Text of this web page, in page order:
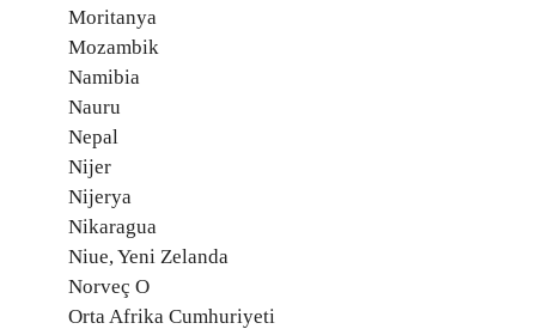
Moritanya
Mozambik
Namibia
Nauru
Nepal
Nijer
Nijerya
Nikaragua
Niue, Yeni Zelanda
Norveç O
Orta Afrika Cumhuriyeti